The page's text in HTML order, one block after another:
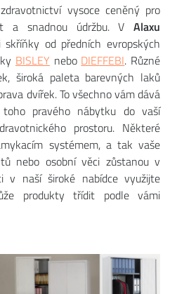
vysoce ceněný pro
a snadnou údržbu. V Alaxu
od předních evropských
BISLEY nebo DIEFFEBI. Různé
široká paleta barevných laků
dvířek. To všechno vám dává
pravého nábytku do vaší
prostoru. Některé
systémem, a tak vaše
nebo osobní věci zůstanou v
v naší široké nabídce využijte
produkty třídit podle vámi